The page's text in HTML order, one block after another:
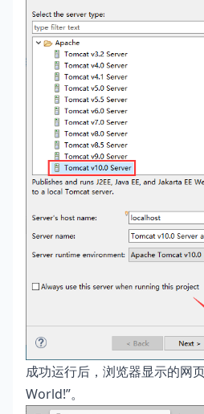
成功运行后，浏览器显示的网
World!”。